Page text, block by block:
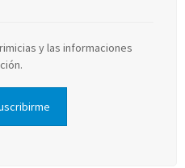
y las informaciones